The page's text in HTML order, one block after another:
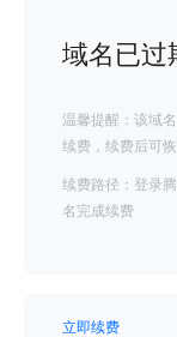
域名已过
温馨提醒：该域
续费，续费后可
续费路径：登录
名完成续费
立即续费